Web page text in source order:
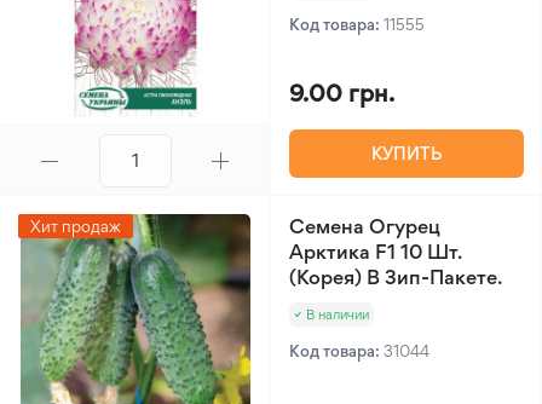
Код товара: 11555
9.00 грн.
КУПИТЬ
Хит продаж
Семена Огурец
Арктика F1 10 Шт.
(Корея) В Зип-Пакете.
В наличии
Код товара: 31044